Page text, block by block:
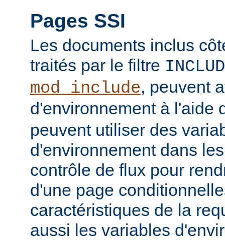
Pages SSI
Les documents inclus
traités par le filtre
mod_include, peuvent
d'environnement à l'aide
peuvent utiliser des
d'environnement dans
contrôle de flux pour
d'une page
caractéristiques de la
aussi les variables